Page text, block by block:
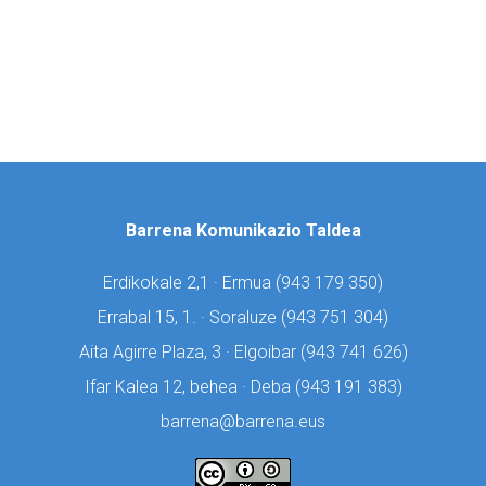
Barrena Komunikazio Taldea
Erdikokale 2,1 · Ermua (943 179 350)
Errabal 15, 1. · Soraluze (943 751 304)
Aita Agirre Plaza, 3 · Elgoibar (943 741 626)
Ifar Kalea 12, behea · Deba (943 191 383)
barrena@barrena.eus